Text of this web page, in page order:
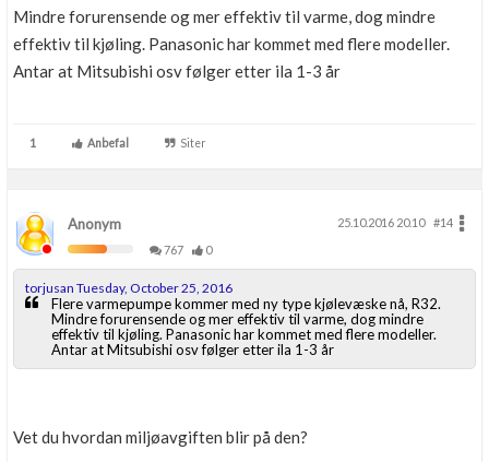
Mindre forurensende og mer effektiv til varme, dog mindre
effektiv til kjøling. Panasonic har kommet med flere modeller.
Antar at Mitsubishi osv følger etter ila 1-3 år
1 Anbefal Siter
Anonym 25.10.2016 20.10
#14
767
0
torjusan Tuesday, October 25, 2016
Flere varmepumpe kommer med ny type kjølevæske nå, R32.
Mindre forurensende og mer effektiv til varme, dog mindre
effektiv til kjøling. Panasonic har kommet med flere modeller.
Antar at Mitsubishi osv følger etter ila 1-3 år
Vet du hvordan miljøavgiften blir på den?